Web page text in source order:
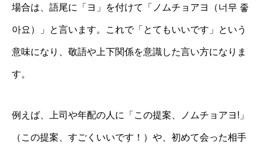
場合は、語尾に「ヨ」を付けて「ノムチョアヨ（너무 좋
아요）」と言います。これで「とてもいいです」という
意味になり、敬語や上下関係を意識した言い方になりま
す。
例えば、上司や年配の人に「この提案、ノムチョアヨ!」
（この提案、すごくいいです！）や、初めて会った相手